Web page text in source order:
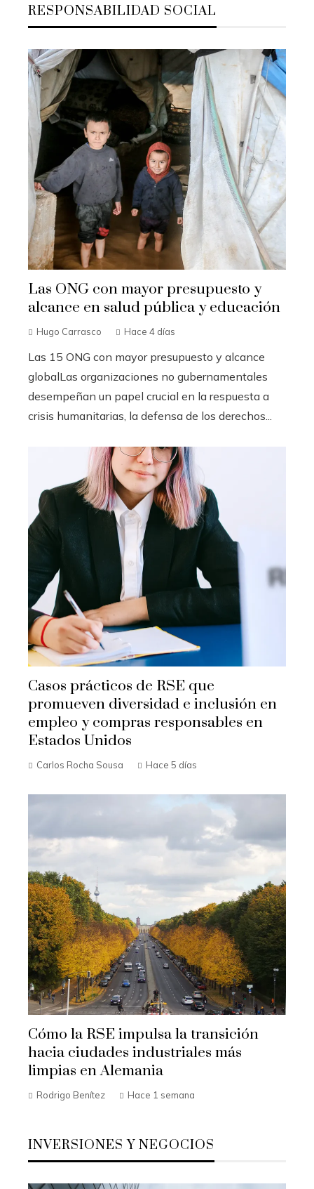
RESPONSABILIDAD SOCIAL
Las ONG con mayor presupuesto y
alcance en salud pública y educación
Hugo Carrasco Hace 4 días
Las 15 ONG con mayor presupuesto y alcance
globalLas organizaciones no gubernamentales
desempeñan un papel crucial en la respuesta a
crisis humanitarias, la defensa de los derechos...
Casos prácticos de RSE que
promueven diversidad e inclusión en
empleo y compras responsables en
Estados Unidos
Carlos Rocha Sousa Hace 5 días
Cómo la RSE impulsa la transición
hacia ciudades industriales más
limpias en Alemania
Rodrigo Benítez Hace 1 semana
INVERSIONES Y NEGOCIOS